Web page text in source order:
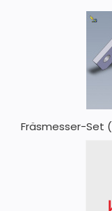
Fräsmesser-Set